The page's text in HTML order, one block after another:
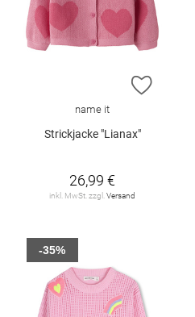
WUNSCHLISTE HINZUFÜGEN
ZUR
name it
Strickjacke "Lianax"
26,99 €
inkl. MwSt. zzgl. Versand
-35%